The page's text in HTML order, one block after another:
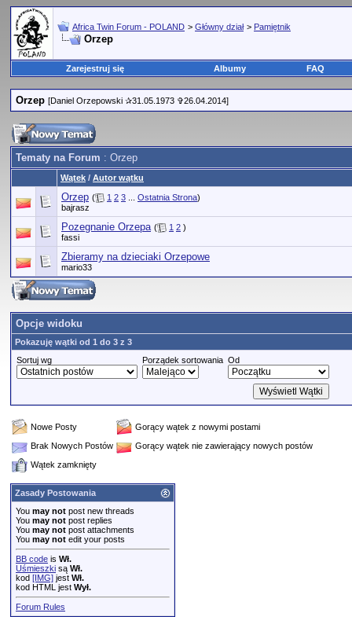
Africa Twin Forum - POLAND > Główny dział > Pamiętnik
Orzep
Zarejestruj się Albumy FAQ
Orzep [Daniel Orzepowski ✰31.05.1973 ✞26.04.2014]
Tematy na Forum : Orzep
Wątek / Autor wątku
Orzep ( 1 2 3 Ostatnia Strona)
bajrasz
Pozegnanie Orzepa ( 1 2 )
fassi
Zbieramy na dzieciaki Orzepowe
mario33
Opcje widoku
Pokazuję wątki od 1 do 3 z 3
Sortuj wg
Porządek sortowania Od
Nowe Posty
Gorący wątek z nowymi postami
Brak Nowych Postów
Gorący wątek nie zawierający nowych postów
Wątek zamknięty
Zasady Postowania
You may not post new threads
You may not post replies
You may not post attachments
You may not edit your posts
BB code is Wł.
Uśmieszki są Wł.
kod [IMG] jest Wł.
kod HTML jest Wył.
Forum Rules